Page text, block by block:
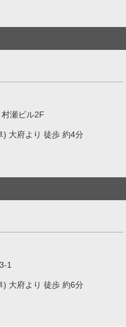
瀬ビル2F
) 大府より 徒歩 約4分
1
) 大府より 徒歩 約6分